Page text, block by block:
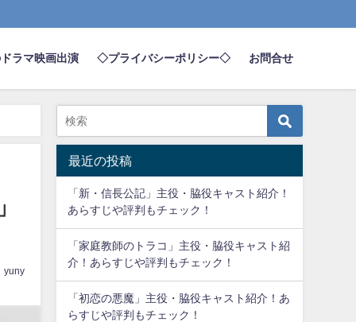
ラマ映画出演 ◇プライバシーポリシー◇ お問合せ
yuny
最近の投稿
「新・信長公記」主役・脇役キャスト紹介！
あらすじや評判もチェック！
「家庭教師のトラコ」主役・脇役キャスト紹
介！あらすじや評判もチェック！
「初恋の悪魔」主役・脇役キャスト紹介！あ
らすじや評判もチェック！